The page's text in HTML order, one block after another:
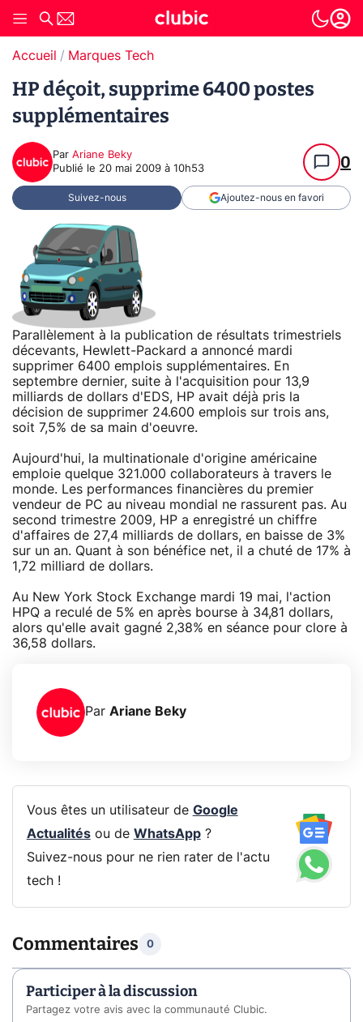
Accueil Marques Tech
HP déçoit, supprime 6400 postes
supplémentaires
Par Ariane Beky
Publié le 20 mai 2009 à 10h53 0
Suivez-nous Ajoutez-nous en favori
Parallèlement à la publication de résultats trimestriels
décevants, Hewlett-Packard a annoncé mardi
supprimer 6400 emplois supplémentaires. En
septembre dernier, suite à l'acquisition pour 13,9
milliards de dollars d'EDS, HP avait déjà pris la
décision de supprimer 24.600 emplois sur trois ans,
soit 7,5% de sa main d'oeuvre.
Aujourd'hui, la multinationale d'origine américaine
emploie quelque 321.000 collaborateurs à travers le
monde. Les performances financières du premier
vendeur de PC au niveau mondial ne rassurent pas. Au
second trimestre 2009, HP a enregistré un chiffre
d'affaires de 27,4 milliards de dollars, en baisse de 3%
sur un an. Quant à son bénéfice net, il a chuté de 17% à
1,72 milliard de dollars.
Au New York Stock Exchange mardi 19 mai, l'action
HPQ a reculé de 5% en après bourse à 34,81 dollars,
alors qu'elle avait gagné 2,38% en séance pour clore à
36,58 dollars.
Par Ariane Beky
Vous êtes un utilisateur de Google
Actualitésou de WhatsApp?
Suivez-nous pour ne rien rater de l'actu
tech !
Commentaires 0
Participer à la discussion
Partagez votre avis avec la communauté Clubic.